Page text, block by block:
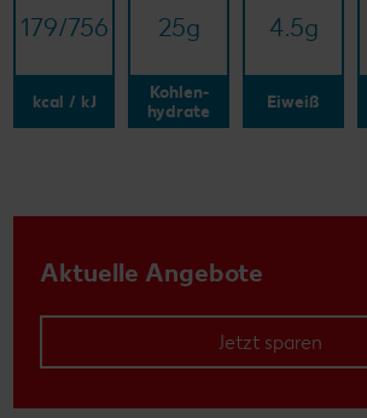
179/​756
kcal / kJ
25g
Kohlen-
hydrate
4.5g
Eiweiß
Aktuelle Angebote
Jetzt sparen